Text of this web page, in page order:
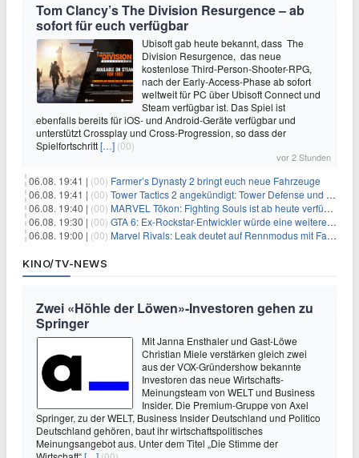
Tom Clancy’s The Division Resurgence – ab
sofort für euch verfügbar
Ubisoft gab heute bekannt, dass The
Division Resurgence, das neue
kostenlose Third-Person-Shooter-RPG,
nach der Early-Access-Phase ab sofort
weltweit für PC über Ubisoft Connect und
Steam verfügbar ist. Das Spiel ist
ebenfalls bereits für iOS- und Android-Geräte verfügbar und
unterstützt Crossplay und Cross-Progression, so dass der
Spielfortschritt[…] (00)
vor 2 Stunden
06.08. 19:41 | (00) Farmer’s Dynasty 2 bringt euch neue Fahrzeuge
06.08. 19:41 | (00) Tower Tactics 2 angekündigt: Tower Defense und Deckbuilding Kombo kehrt zurück
06.08. 19:40 | (00) MARVEL Tōkon: Fighting Souls ist ab heute verfügbar
06.08. 19:30 | (00) GTA 6: Ex-Rockstar-Entwickler würde eine weitere Verschiebung nicht überraschen
06.08. 19:00 | (00) Marvel Rivals: Leak deutet auf Rennmodus mit Fahrzeugen hin
KINO/TV-NEWS
Zwei «Höhle der Löwen»-Investoren gehen zu
Springer
Mit Janna Ensthaler und Gast-Löwe
Christian Miele verstärken gleich zwei
aus der VOX-Gründershow bekannte
Investoren das neue Wirtschafts-
Meinungsteam von WELT und Business
Insider. Die Premium-Gruppe von Axel
Springer, zu der WELT, Business Insider Deutschland und Politico
Deutschland gehören, baut ihr wirtschaftspolitisches
Meinungsangebot aus. Unter dem Titel „Die Stimme der